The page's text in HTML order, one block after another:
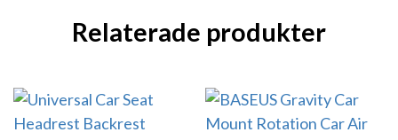
Relaterade produkter